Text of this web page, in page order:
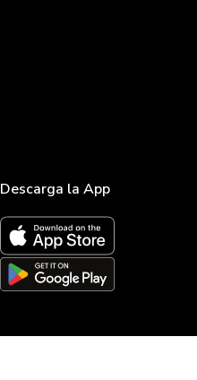
Descarga la App